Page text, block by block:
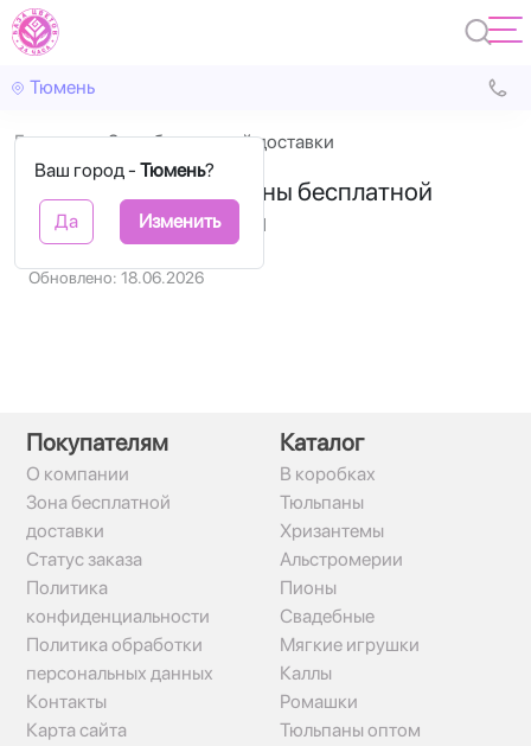
Тюмень
Ваш город - Тюмень?
Да Изменить
Главная Зона бесплатной доставки
Зеленым указаны зоны бесплатной
доставки по Тюмени
Обновлено: 18.06.2026
Покупателям
О компании
Зона бесплатной
доставки
Статус заказа
Политика
конфиденциальности
Политика обработки
персональных данных
Контакты
Карта сайта
Каталог
В коробках
Тюльпаны
Хризантемы
Альстромерии
Пионы
Свадебные
Мягкие игрушки
Каллы
Ромашки
Тюльпаны оптом